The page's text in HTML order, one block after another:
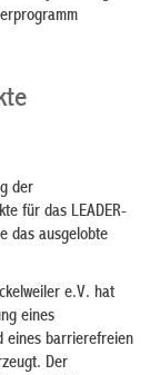
der
für das LEADER-
das ausgelobte
e.V. hat
eines
eines barrierefreien
Der